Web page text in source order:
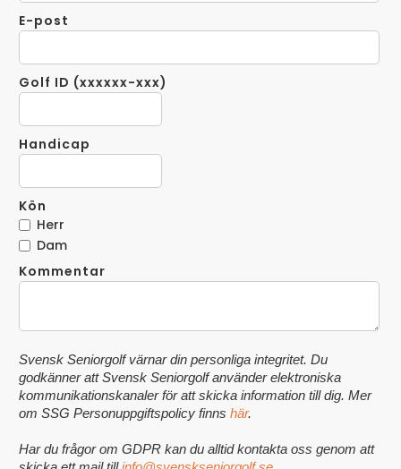
E-post
Golf ID (xxxxxx-xxx)
Handicap
Kön
Herr
Dam
Kommentar
Svensk Seniorgolf värnar din personliga integritet. Du
godkänner att Svensk Seniorgolf använder elektroniska
kommunikationskanaler för att skicka information till dig. Mer
om SSG Personuppgiftspolicy finns här.
Har du frågor om GDPR kan du alltid kontakta oss genom att